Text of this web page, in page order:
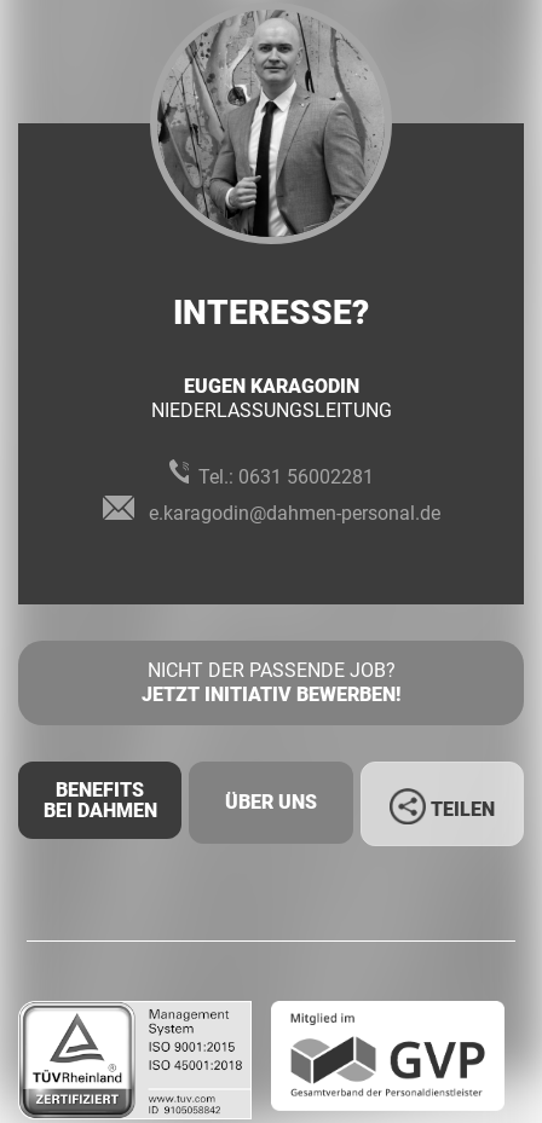
INTERESSE?
EUGEN KARAGODIN
NIEDERLASSUNGSLEITUNG
Tel.: 0631 56002281
e.karagodin@dahmen-personal.de
NICHT DER PASSENDE JOB?
JETZT INITIATIV BEWERBEN!
BENEFITS
BEI DAHMEN
ÜBER UNS
Whatsapp
TEILEN